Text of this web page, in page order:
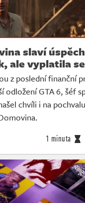
slaví
ale vyplatila se
z poslední finanční
odložení GTA 6, šéf
chvíli i na
1 minuta